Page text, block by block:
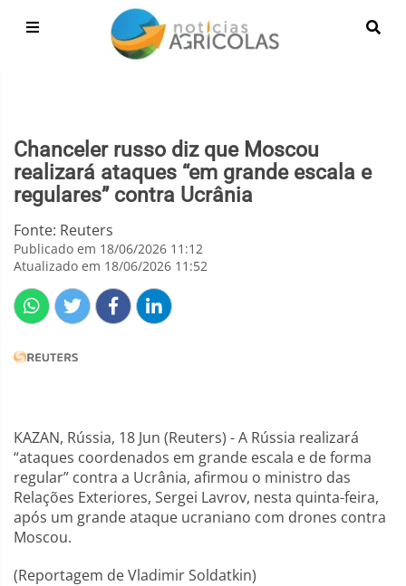
Chanceler russo diz que Moscou
realizará ataques “em grande escala e
regulares” contra Ucrânia
Fonte: Reuters
Publicado em 18/06/2026 11:12
Atualizado em 18/06/2026 11:52
KAZAN, Rússia, 18 Jun (Reuters) - A Rússia realizará
“ataques coordenados em grande escala e de forma
regular” contra a Ucrânia, afirmou o ministro das
Relações Exteriores, Sergei Lavrov, nesta quinta-feira,
após um grande ataque ucraniano com drones contra
Moscou.
(Reportagem de Vladimir Soldatkin)